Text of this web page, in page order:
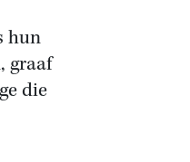
hun
graaf
die